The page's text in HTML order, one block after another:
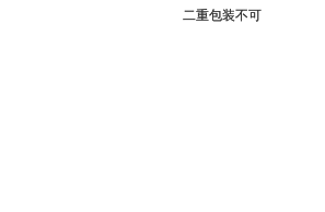
二重包装不可